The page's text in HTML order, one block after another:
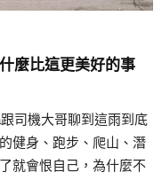
麼比這更美好的事
司機大哥聊到這雨到底
健身、跑步、爬山、潛
就會恨自己，為什麼不